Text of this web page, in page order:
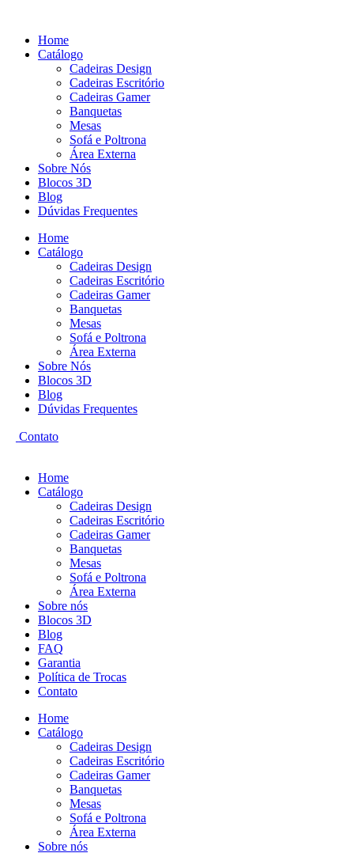
conteúdo
Home
Catálogo
Cadeiras Design
Cadeiras Escritório
Cadeiras Gamer
Banquetas
Mesas
Sofá e Poltrona
Área Externa
Sobre Nós
Blocos 3D
Blog
Dúvidas Frequentes
Home
Catálogo
Cadeiras Design
Cadeiras Escritório
Cadeiras Gamer
Banquetas
Mesas
Sofá e Poltrona
Área Externa
Sobre Nós
Blocos 3D
Blog
Dúvidas Frequentes
Contato
Home
Catálogo
Cadeiras Design
Cadeiras Escritório
Cadeiras Gamer
Banquetas
Mesas
Sofá e Poltrona
Área Externa
Sobre nós
Blocos 3D
Blog
FAQ
Garantia
Política de Trocas
Contato
Home
Catálogo
Cadeiras Design
Cadeiras Escritório
Cadeiras Gamer
Banquetas
Mesas
Sofá e Poltrona
Área Externa
Sobre nós